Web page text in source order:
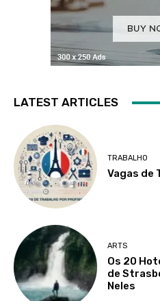
LATEST ARTICLES
TRABALHO
Vagas de
ARTS
Os 20
de
Neles